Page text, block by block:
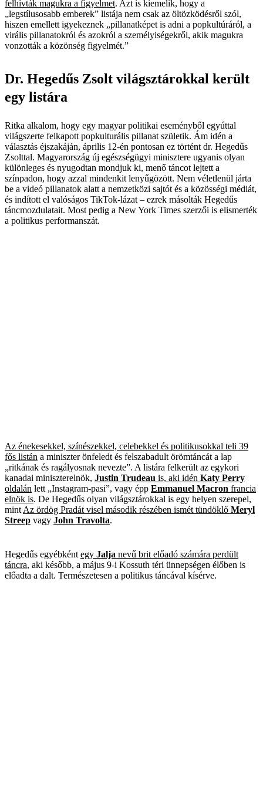
felhívták magukra a figyelmet. Azt is kiemelik, hogy a
„legstílusosabb emberek” listája nem csak az öltözködésről szól,
hiszen emellett igyekeznek „pillanatképet is adni a popkultúráról, a
virális pillanatokról és azokról a személyiségekről, akik magukra
vonzották a közönség figyelmét.”
Dr. Hegedűs Zsolt világsztárokkal került
egy listára
Ritka alkalom, hogy egy magyar politikai eseményből egyúttal
világszerte felkapott popkulturális pillanat születik. Ám idén a
választás éjszakáján, április 12-én pontosan ez történt dr. Hegedűs
Zsolttal. Magyarország új egészségügyi minisztere ugyanis olyan
különleges és nyugodtan mondjuk ki, menő táncot lejtett a
színpadon, hogy azzal mindenkit lenyűgözött. Nem véletlenül járta
be a videó pillanatok alatt a nemzetközi sajtót és a közösségi médiát,
és indított el valóságos TikTok-lázat – ezrek másolták Hegedűs
táncmozdulatait. Most pedig a New York Times szerzői is elismerték
a politikus performanszát.
Az énekesekkel, színészekkel, celebekkel és politikusokkal teli 39
fős listán a miniszter önfeledt és felszabadult örömtáncát a lap
„ritkának és ragályosnak nevezte”. A listára felkerült az egykori
kanadai miniszterelnök, Justin Trudeau is, aki idén Katy Perry
oldalán lett „Instagram-pasi”, vagy épp Emmanuel Macron francia
elnök is. De Hegedűs olyan világsztárokkal is egy helyen szerepel,
mint Az ördög Pradát visel második részében ismét tündöklő Meryl
Streep vagy John Travolta.
Hegedűs egyébként egy Jalja nevű brit előadó számára perdült
táncra, aki később, a május 9-i Kossuth téri ünnepségen élőben is
előadta a dalt. Természetesen a politikus táncával kísérve.